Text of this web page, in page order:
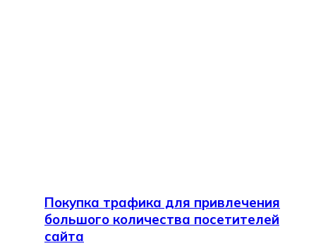
Покупка трафика для привлечения
большого количества посетителей
сайта